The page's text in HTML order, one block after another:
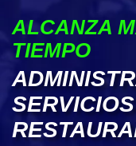
ALCANZA
TIEMPO